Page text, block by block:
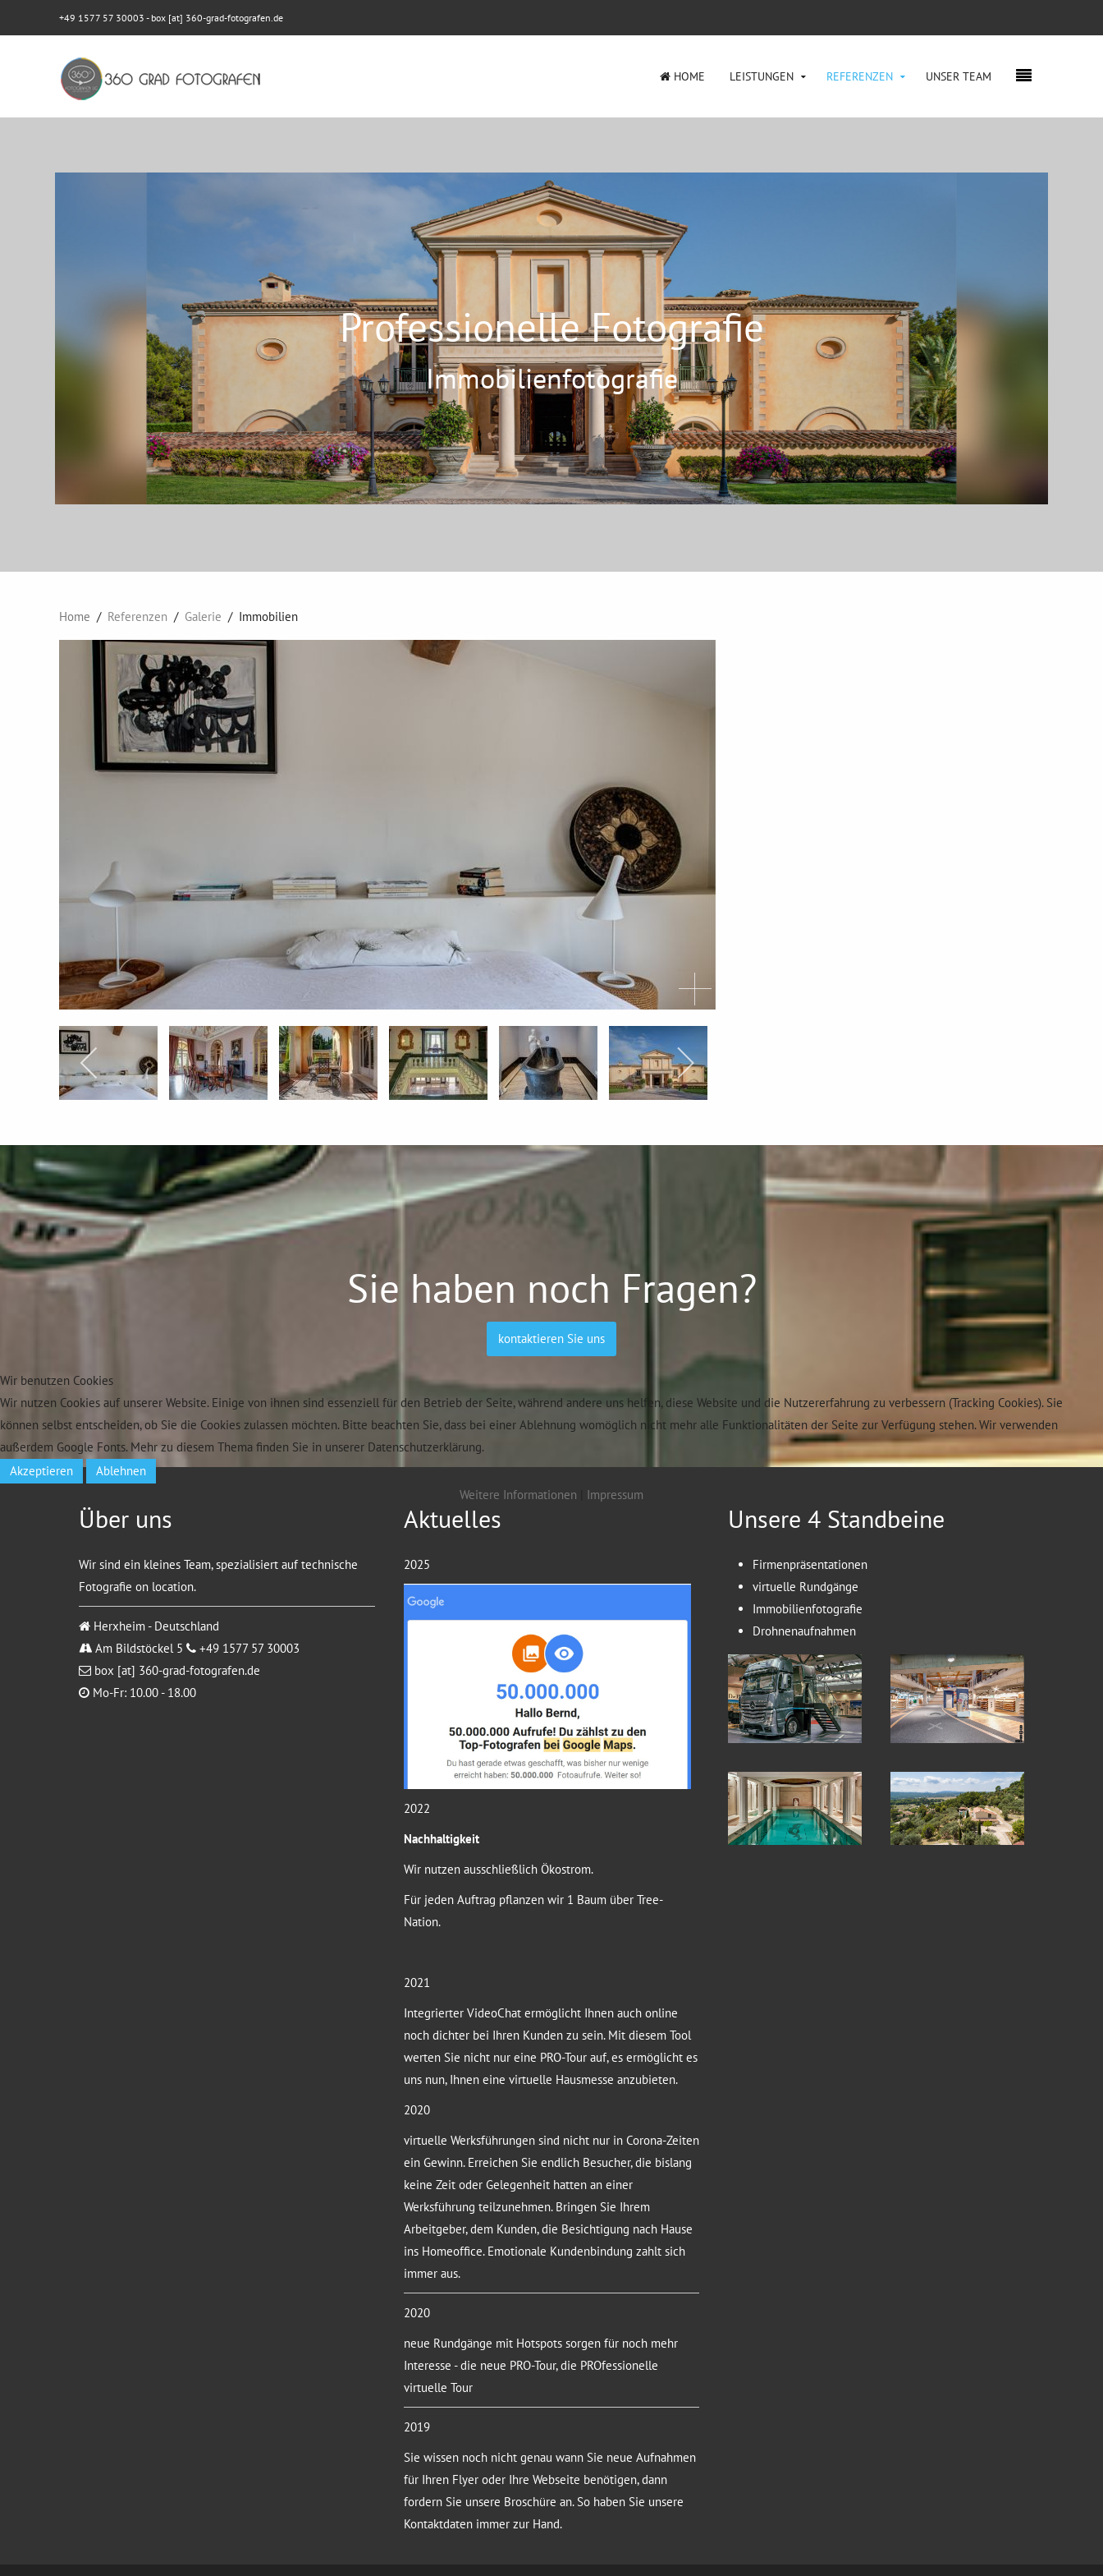
+49 1577 57 30003 - box [at] 360-grad-fotografen.de
HOME LEISTUNGEN REFERENZEN UNSER TEAM
Professionelle Fotografie
Immobilienfotografie
Home Referenzen Galerie Immobilien
Sie haben noch Fragen?
kontaktieren Sie uns
Über uns
Wir sind ein kleines Team, spezialisiert auf technische
Fotografie on location.
Herxheim - Deutschland
Am Bildstöckel 5
+49 1577 57 30003
box [at] 360-grad-fotografen.de
Mo-Fr: 10.00 - 18.00
Aktuelles
2025
2022
Nachhaltigkeit
Wir nutzen ausschließlich Ökostrom.
Für jeden Auftrag pflanzen wir 1 Baum über Tree-
Nation.
2021
Integrierter VideoChat ermöglicht Ihnen auch online
noch dichter bei Ihren Kunden zu sein. Mit diesem Tool
werten Sie nicht nur eine PRO-Tour auf, es ermöglicht es
uns nun, Ihnen eine virtuelle Hausmesse anzubieten.
2020
virtuelle Werksführungen sind nicht nur in Corona-Zeiten
ein Gewinn. Erreichen Sie endlich Besucher, die bislang
keine Zeit oder Gelegenheit hatten an einer
Werksführung teilzunehmen. Bringen Sie Ihrem
Arbeitgeber, dem Kunden, die Besichtigung nach Hause
ins Homeoffice. Emotionale Kundenbindung zahlt sich
immer aus.
2020
neue Rundgänge mit Hotspots sorgen für noch mehr
Interesse - die neue PRO-Tour, die PROfessionelle
virtuelle Tour
2019
Sie wissen noch nicht genau wann Sie neue Aufnahmen
für Ihren Flyer oder Ihre Webseite benötigen, dann
fordern Sie unsere Broschüre an. So haben Sie unsere
Kontaktdaten immer zur Hand.
Unsere 4 Standbeine
Firmenpräsentationen
virtuelle Rundgänge
Immobilienfotografie
Drohnenaufnahmen
Wir benutzen Cookies
Wir nutzen Cookies auf unserer Website. Einige von ihnen sind essenziell für den Betrieb der Seite, während andere uns helfen, diese Website und die Nutzererfahrung zu verbessern (Tracking Cookies). Sie
können selbst entscheiden, ob Sie die Cookies zulassen möchten. Bitte beachten Sie, dass bei einer Ablehnung womöglich nicht mehr alle Funktionalitäten der Seite zur Verfügung stehen. Wir verwenden
außerdem Google Fonts. Mehr zu diesem Thema finden Sie in unserer Datenschutzerklärung.
Akzeptieren
Ablehnen
Weitere Informationen
Impressum